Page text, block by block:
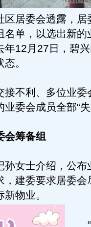
居委会透露，居
名单，以选出新的
年12月27日，碧
。
不利、多位业委
委会成员全部“
会筹备组
女士介绍，公布
，建委要求居委会
物业。
“